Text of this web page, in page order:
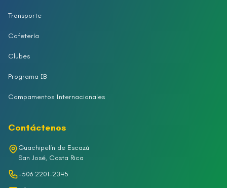
Transporte
Cafetería
Clubes
Programa IB
Campamentos Internacionales
Contáctenos
Guachipelín de Escazú
San José, Costa Rica
+506 2201-2345